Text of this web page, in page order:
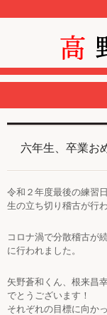
高野台剣
六年生、卒業お
令和２年度最後の練習
生の立ち切り稽古が行
コロナ渦で分散稽古が
に行われました。
矢野蒼和くん、根来昌
でとうございます！
それぞれの目標に向か